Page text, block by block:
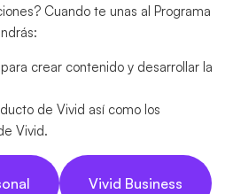
Cuando te unas al Programa
crear contenido y desarrollar la
de Vivid así como los
Vivid.
Vivid Business